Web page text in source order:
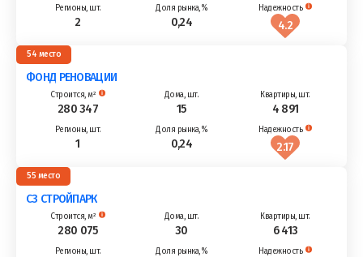
2 0,24 4.2
54
ФОНД РЕНОВАЦИИ
280 347 15 4 891
1 0,24 2.17
55
СЗ СТРОЙПАРК
280 075 30 6 413